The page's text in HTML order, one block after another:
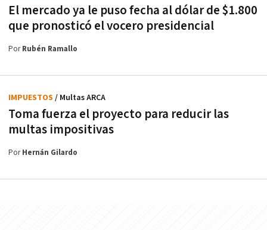
El mercado ya le puso fecha al dólar de $1.800
que pronosticó el vocero presidencial
PorRubén Ramallo
Toma fuerza el proyecto para reducir las
multas impositivas
IMPUESTOS / Multas ARCA
PorHernán Gilardo